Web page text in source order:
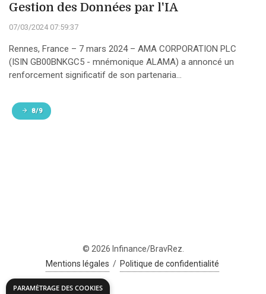
Gestion des Données par l'IA
07/03/2024 07:59:37
Rennes, France – 7 mars 2024 – AMA CORPORATION PLC
(ISIN GB00BNKGC5 - mnémonique ALAMA) a annoncé un
renforcement significatif de son partenaria...
8/9
© 2026 Infinance/BravRez.
Mentions légales / Politique de confidentialité
PARAMÉTRAGE DES COOKIES